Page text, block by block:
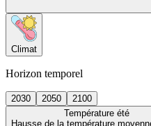
Climat
Horizon temporel
2030 2050
2100
Température été
Hausse de la température